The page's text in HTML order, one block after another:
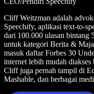
Cliff Weitzman adalah
Speechify, aplikasi text-to-
dari 100.000 ulasan bintang
untuk kategori Berita &
masuk daftar Forbes 30
internet lebih mudah
Cliff juga pernah tampil di
Mashable, dan berbagai